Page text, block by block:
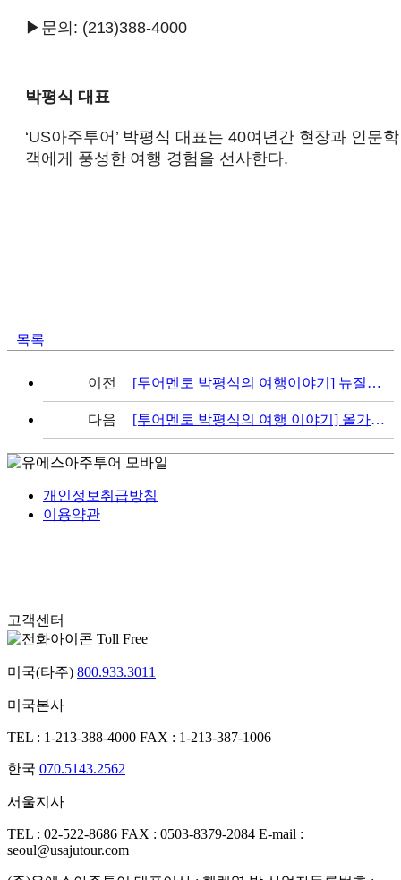
▶문의: (213)388-4000
박평식 대표
‘US아주투어’ 박평식 대표는 40여년간 현장과 인문
객에게 풍성한 여행 경험을 선사한다.
목록
이전 [투어멘토 박평식의 여행이야기] 뉴질랜드, 두 개의 섬, 두 개의 전혀 다른 세상
다음 [투어멘토 박평식의 여행 이야기] 올가을, 유럽 대신 베트남? 하롱베이가 이유다
개인정보취급방침
이용약관
고객센터
Toll Free
미국(타주) 800.933.3011
미국본사
TEL : 1-213-388-4000 FAX : 1-213-387-1006
한국 070.5143.2562
서울지사
TEL : 02-522-8686 FAX : 0503-8379-2084 E-mail :
seoul@usajutour.com